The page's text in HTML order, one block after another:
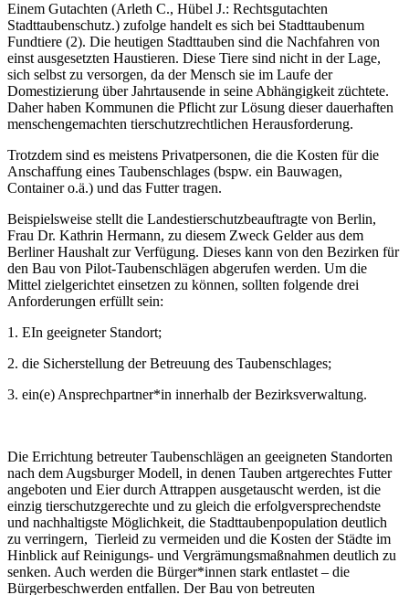
Einem Gutachten (Arleth C., Hübel J.: Rechtsgutachten
Stadttaubenschutz.) zufolge handelt es sich bei Stadttaubenum
Fundtiere (2). Die heutigen Stadttauben sind die Nachfahren von
einst ausgesetzten Haustieren. Diese Tiere sind nicht in der Lage,
sich selbst zu versorgen, da der Mensch sie im Laufe der
Domestizierung über Jahrtausende in seine Abhängigkeit züchtete.
Daher haben Kommunen die Pflicht zur Lösung dieser dauerhaften
menschengemachten tierschutzrechtlichen Herausforderung.
Trotzdem sind es meistens Privatpersonen, die die Kosten für die
Anschaffung eines Taubenschlages (bspw. ein Bauwagen,
Container o.ä.) und das Futter tragen.
Beispielsweise stellt die Landestierschutzbeauftragte von Berlin,
Frau Dr. Kathrin Hermann, zu diesem Zweck Gelder aus dem
Berliner Haushalt zur Verfügung. Dieses kann von den Bezirken für
den Bau von Pilot-Taubenschlägen abgerufen werden. Um die
Mittel zielgerichtet einsetzen zu können, sollten folgende drei
Anforderungen erfüllt sein:
1. EIn geeigneter Standort;
2. die Sicherstellung der Betreuung des Taubenschlages;
3. ein(e) Ansprechpartner*in innerhalb der Bezirksverwaltung.
Die Errichtung betreuter Taubenschlägen an geeigneten Standorten
nach dem Augsburger Modell, in denen Tauben artgerechtes Futter
angeboten und Eier durch Attrappen ausgetauscht werden, ist die
einzig tierschutzgerechte und zu gleich die erfolgversprechendste
und nachhaltigste Möglichkeit, die Stadttaubenpopulation deutlich
zu verringern, Tierleid zu vermeiden und die Kosten der Städte im
Hinblick auf Reinigungs- und Vergrämungsmaßnahmen deutlich zu
senken. Auch werden die Bürger*innen stark entlastet – die
Bürgerbeschwerden entfallen. Der Bau von betreuten